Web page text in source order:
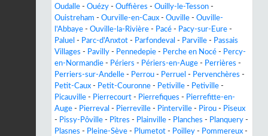
Oudalle - Ouézy - Ouffières - Ouilly-le-Tesson -
Ouistreham - Ourville-en-Caux - Ouville - Ouville-
l'Abbaye - Ouville-la-Rivière - Pacé - Pacy-sur-Eure -
Paluel - Parc-d'Anxtot - Parfondeval - Parville - Passais
Villages - Pavilly - Pennedepie - Perche en Nocé - Percy-
en-Normandie - Périers - Périers-en-Auge - Perrières -
Perriers-sur-Andelle - Perrou - Perruel - Pervenchères -
Petit-Caux - Petit-Couronne - Petiville - Petiville -
Picauville - Pierrecourt - Pierrefiques - Pierrefitte-en-
Auge - Pierreval - Pierreville - Pinterville - Pirou - Piseux
- Pissy-Pôville - Pîtres - Plainville - Planches - Planquery -
Plasnes - Pleine-Sève - Plumetot - Poilley - Pommereux -